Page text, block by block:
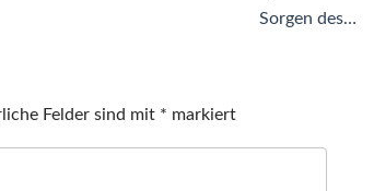
Sorgen des…
Felder sind mit * markiert